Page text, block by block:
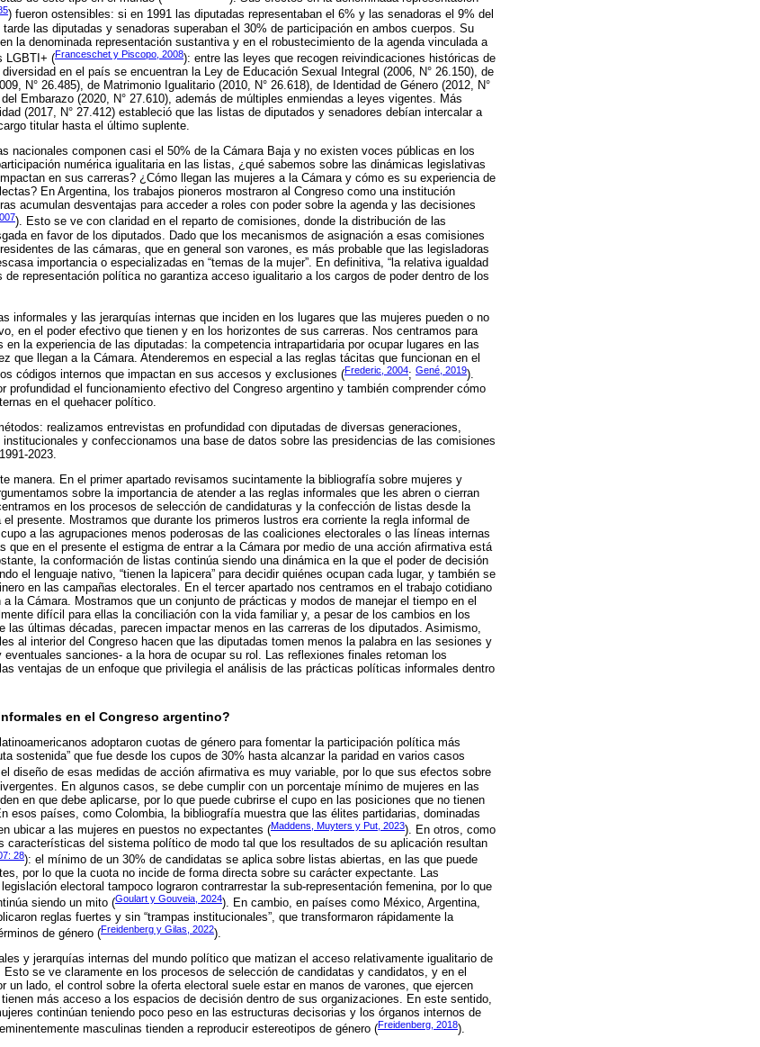
) fueron ostensibles: si en 1991 las diputadas representaban el 6% y las senadoras el 9% del
las diputadas y senadoras superaban el 30% de participación en ambos cuerpos. Su
la denominada representación sustantiva y en el robustecimiento de la agenda vinculada a
LGBTI+ (Franceschet y Piscopo, 2008): entre las leyes que recogen reivindicaciones históricas de
en el país se encuentran la Ley de Educación Sexual Integral (2006, N° 26.150), de
N° 26.485), de Matrimonio Igualitario (2010, N° 26.618), de Identidad de Género (2012, N°
Embarazo (2020, N° 27.610), además de múltiples enmiendas a leyes vigentes. Más
(2017, N° 27.412) estableció que las listas de diputados y senadores debían intercalar a
titular hasta el último suplente.
nacionales componen casi el 50% de la Cámara Baja y no existen voces públicas en los
numérica igualitaria en las listas, ¿qué sabemos sobre las dinámicas legislativas
en sus carreras? ¿Cómo llegan las mujeres a la Cámara y cómo es su experiencia de
En Argentina, los trabajos pioneros mostraron al Congreso como una institución
acumulan desventajas para acceder a roles con poder sobre la agenda y las decisiones
). Esto se ve con claridad en el reparto de comisiones, donde la distribución de las
en favor de los diputados. Dado que los mecanismos de asignación a esas comisiones
de las cámaras, que en general son varones, es más probable que las legisladoras
importancia o especializadas en “temas de la mujer”. En definitiva, “la relativa igualdad
representación política no garantiza acceso igualitario a los cargos de poder dentro de los
informales y las jerarquías internas que inciden en los lugares que las mujeres pueden o no
en el poder efectivo que tienen y en los horizontes de sus carreras. Nos centramos para
la experiencia de las diputadas: la competencia intrapartidaria por ocupar lugares en las
que llegan a la Cámara. Atenderemos en especial a las reglas tácitas que funcionan en el
códigos internos que impactan en sus accesos y exclusiones (Frederic, 2004; Gené, 2019).
profundidad el funcionamiento efectivo del Congreso argentino y también comprender cómo
en el quehacer político.
realizamos entrevistas en profundidad con diputadas de diversas generaciones,
y confeccionamos una base de datos sobre las presidencias de las comisiones
2023.
manera. En el primer apartado revisamos sucintamente la bibliografía sobre mujeres y
sobre la importancia de atender a las reglas informales que les abren o cierran
en los procesos de selección de candidaturas y la confección de listas desde la
presente. Mostramos que durante los primeros lustros era corriente la regla informal de
cupo a las agrupaciones menos poderosas de las coaliciones electorales o las líneas internas
que en el presente el estigma de entrar a la Cámara por medio de una acción afirmativa está
la conformación de listas continúa siendo una dinámica en la que el poder de decisión
el lenguaje nativo, “tienen la lapicera” para decidir quiénes ocupan cada lugar, y también se
en las campañas electorales. En el tercer apartado nos centramos en el trabajo cotidiano
la Cámara. Mostramos que un conjunto de prácticas y modos de manejar el tiempo en el
difícil para ellas la conciliación con la vida familiar y, a pesar de los cambios en los
las últimas décadas, parecen impactar menos en las carreras de los diputados. Asimismo,
al interior del Congreso hacen que las diputadas tomen menos la palabra en las sesiones y
sanciones- a la hora de ocupar su rol. Las reflexiones finales retoman los
ventajas de un enfoque que privilegia el análisis de las prácticas políticas informales dentro
en el Congreso argentino?
adoptaron cuotas de género para fomentar la participación política más
sostenida” que fue desde los cupos de 30% hasta alcanzar la paridad en varios casos
diseño de esas medidas de acción afirmativa es muy variable, por lo que sus efectos sobre
En algunos casos, se debe cumplir con un porcentaje mínimo de mujeres en las
en que debe aplicarse, por lo que puede cubrirse el cupo en las posiciones que no tienen
esos países, como Colombia, la bibliografía muestra que las élites partidarias, dominadas
ubicar a las mujeres en puestos no expectantes (Maddens, Muyters y Put, 2023). En otros, como
características del sistema político de modo tal que los resultados de su aplicación resultan
28): el mínimo de un 30% de candidatas se aplica sobre listas abiertas, en las que puede
por lo que la cuota no incide de forma directa sobre su carácter expectante. Las
electoral tampoco lograron contrarrestar la sub-representación femenina, por lo que
siendo un mito (Goulart y Gouveia, 2024). En cambio, en países como México, Argentina,
reglas fuertes y sin “trampas institucionales”, que transformaron rápidamente la
de género (Freidenberg y Gilas, 2022).
y jerarquías internas del mundo político que matizan el acceso relativamente igualitario de
Esto se ve claramente en los procesos de selección de candidatas y candidatos, y en el
un lado, el control sobre la oferta electoral suele estar en manos de varones, que ejercen
más acceso a los espacios de decisión dentro de sus organizaciones. En este sentido,
continúan teniendo poco peso en las estructuras decisorias y los órganos internos de
masculinas tienden a reproducir estereotipos de género (Freidenberg, 2018).